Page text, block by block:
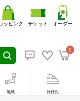
0
ッピング チケット オーダー
地域 旅行先